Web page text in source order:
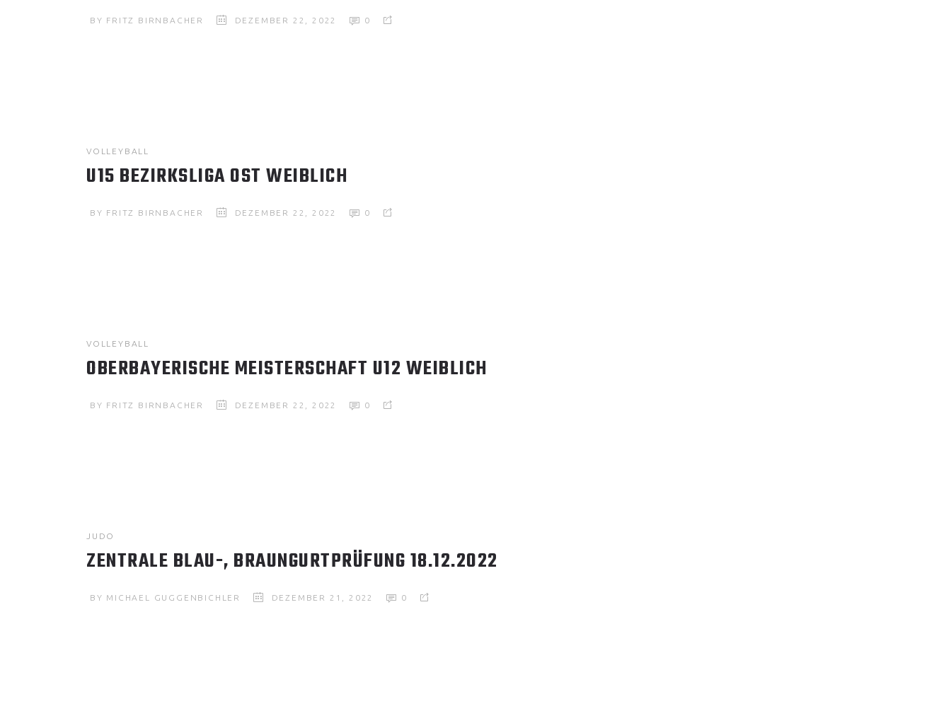
BY FRITZ BIRNBACHER DEZEMBER 22, 2022 0
VOLLEYBALL
U15 BEZIRKSLIGA OST WEIBLICH
BY FRITZ BIRNBACHER DEZEMBER 22, 2022 0
VOLLEYBALL
OBERBAYERISCHE MEISTERSCHAFT U12 WEIBLICH
BY FRITZ BIRNBACHER DEZEMBER 22, 2022 0
JUDO
ZENTRALE BLAU-, BRAUNGURTPRÜFUNG 18.12.2022
BY MICHAEL GUGGENBICHLER DEZEMBER 21, 2022 0